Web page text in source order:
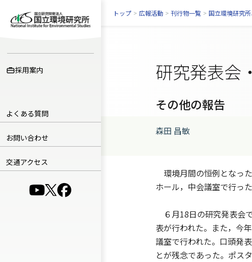
採用案内
よくある質問
お問い合わせ
交通アクセス
（別ウインドウで開きます）
（別ウインドウで開きます）
（別ウインドウで開きます）
トップ > 広報活動 > 刊行物一覧 > 国立環境研究
研究発表会
その他の報告
森田 昌敏
環境月間の恒例となっ
ホール，中会議室で行った
６月18日の研究発表会
表が行われた。また，今
議室で行われた。口頭発
とが残念であった。ポス